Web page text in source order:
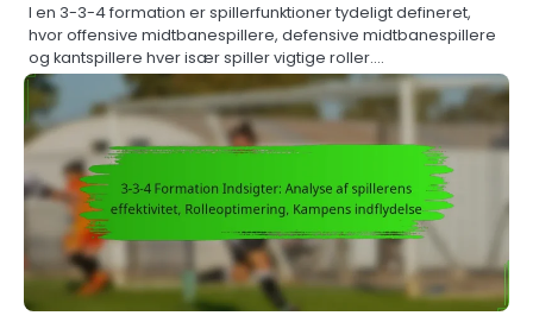
I en 3-3-4 formation er spillerfunktioner tydeligt defineret,
hvor offensive midtbanespillere, defensive midtbanespillere
og kantspillere hver især spiller vigtige roller.…